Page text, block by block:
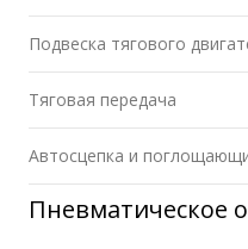
Подвеска тягового
Тяговая передача
Автосцепка и
Пневматическое